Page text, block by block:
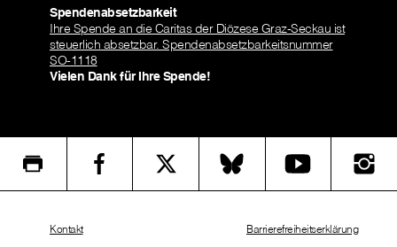
Spendenabsetzbarkeit
Ihre Spende an die Caritas der Diözese Graz-Seckau ist
steuerlich absetzbar. Spendenabsetzbarkeitsnummer
SO-1118
Vielen Dank für Ihre Spende!
Kontakt Barrierefreiheitserklärung